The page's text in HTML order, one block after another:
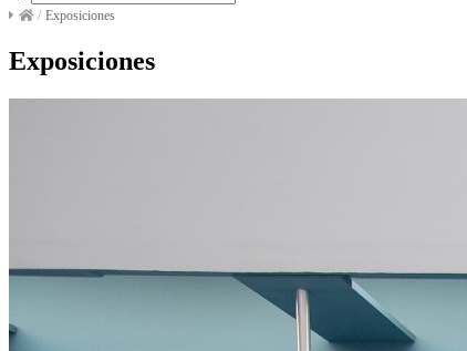
/ Exposiciones
Exposiciones